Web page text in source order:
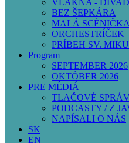
BEZ ŠEPKÁRA
MALÁ SCÉNIČKA
ORCHESTRÍČEK
PRÍBEH SV.
Program
SEPTEMBER 2026
OKTÓBER 2026
PRE MÉDIÁ
TLAČOVÉ
PODCASTY / Z
NAPÍSALI O NÁS
SK
EN